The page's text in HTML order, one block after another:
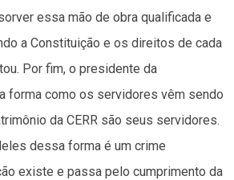
essa mão de obra qualificada e
a Constituição e os direitos de cada
Por fim, o presidente da
forma como os servidores vêm sendo
da CERR são seus servidores.
dessa forma é um crime
existe e passa pelo cumprimento da